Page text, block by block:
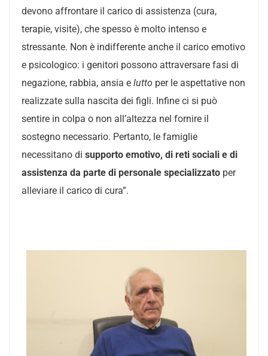
devono affrontare il carico di assistenza (cura,
terapie, visite), che spesso è molto intenso e
stressante. Non è indifferente anche il carico emotivo
e psicologico: i genitori possono attraversare fasi di
negazione, rabbia, ansia e lutto per le aspettative non
realizzate sulla nascita dei figli. Infine ci si può
sentire in colpa o non all’altezza nel fornire il
sostegno necessario. Pertanto, le famiglie
necessitano di supporto emotivo, di reti sociali e di
assistenza da parte di personale specializzato per
alleviare il carico di cura”.